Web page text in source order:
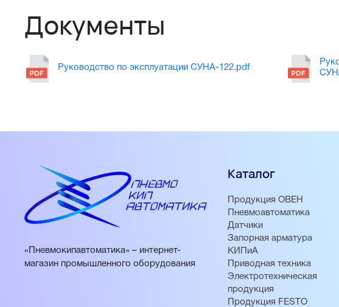
Документы
Руководство по эксплуатации СУНА-122.pdf
«Пневмокипавтоматика» – интернет-
магазин промышленного оборудования
Каталог
Продукция ОВЕН
Пневмоавтоматика
Датчики
Запорная арматура
КИПиА
Приводная техника
Электротехническая
продукция
Продукция FESTO